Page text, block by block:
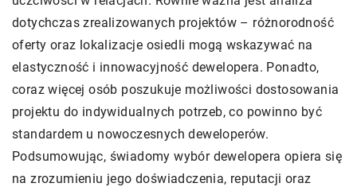
dotychczas zrealizowanych projektów – różnorodność
oferty oraz lokalizacje osiedli mogą wskazywać na
elastyczność i innowacyjność dewelopera. Ponadto,
coraz więcej osób poszukuje możliwości dostosowania
projektu do indywidualnych potrzeb, co powinno być
standardem u nowoczesnych deweloperów.
Podsumowując, świadomy wybór dewelopera opiera się
na zrozumieniu jego doświadczenia, reputacji oraz